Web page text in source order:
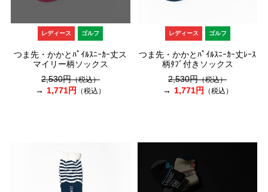
レディース ゴルフ
つま先・かかとﾊﾟｲﾙｽﾆｰｶｰ丈ス
マイリー柄ソックス
2,530円（税込）
1,771円 （税込）
レディース ゴルフ
つま先・かかとﾊﾟｲﾙｽﾆｰｶｰ丈ﾚｰｽ
柄ﾀﾌﾞ付きソックス
2,530円（税込）
1,771円 （税込）